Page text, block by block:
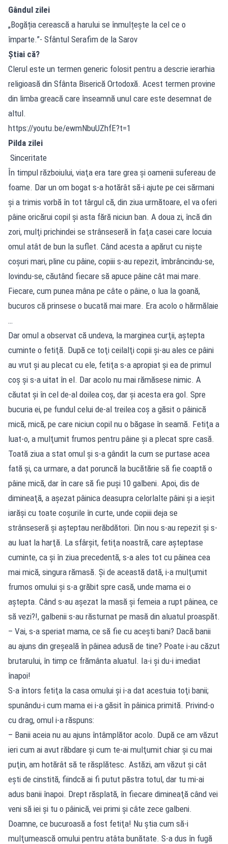
Gândul zilei
„Bogăția cerească a harului se înmulțește la cel ce o
împarte.”- Sfântul Serafim de la Sarov
Știai că?
Clerul este un termen generic folosit pentru a descrie ierarhia
religioasă din Sfânta Biserică Ortodoxă. Acest termen provine
din limba greacă care înseamnă unul care este desemnat de
altul.
https://youtu.be/ewmNbuUZhfE?t=1
Pilda zilei
Sinceritate
În timpul războiului, viaţa era tare grea şi oamenii sufereau de
foame. Dar un om bogat s-a hotărât să-i ajute pe cei sărmani
şi a trimis vorbă în tot târgul că, din ziua următoare, el va oferi
pâine oricărui copil şi asta fără niciun ban. A doua zi, încă din
zori, mulţi prichindei se strânseseră în faţa casei care locuia
omul atât de bun la suflet. Când acesta a apărut cu nişte
coşuri mari, pline cu pâine, copiii s-au repezit, îmbrâncindu-se,
lovindu-se, căutând fiecare să apuce pâine cât mai mare.
Fiecare, cum punea mâna pe câte o pâine, o lua la goană,
bucuros că prinsese o bucată mai mare. Era acolo o hărmălaie
…
Dar omul a observat că undeva, la marginea curţii, aştepta
cuminte o fetiţă. După ce toţi ceilalţi copii şi-au ales ce pâini
au vrut şi au plecat cu ele, fetiţa s-a apropiat şi ea de primul
coş şi s-a uitat în el. Dar acolo nu mai rămăsese nimic. A
căutat şi în cel de-al doilea coş, dar şi acesta era gol. Spre
bucuria ei, pe fundul celui de-al treilea coş a găsit o pâinică
mică, mică, pe care niciun copil nu o băgase în seamă. Fetiţa a
luat-o, a mulţumit frumos pentru pâine şi a plecat spre casă.
Toată ziua a stat omul şi s-a gândit la cum se purtase acea
fată şi, ca urmare, a dat poruncă la bucătărie să fie coaptă o
pâine mică, dar în care să fie puşi 10 galbeni. Apoi, dis de
dimineaţă, a aşezat pâinica deasupra celorlalte pâini şi a ieşit
iarăşi cu toate coşurile în curte, unde copiii deja se
strânseseră şi aşteptau nerăbdători. Din nou s-au repezit şi s-
au luat la harţă. La sfârşit, fetiţa noastră, care aşteptase
cuminte, ca şi în ziua precedentă, s-a ales tot cu pâinea cea
mai mică, singura rămasă. Şi de această dată, i-a mulţumit
frumos omului şi s-a grăbit spre casă, unde mama ei o
aştepta. Când s-au aşezat la masă şi femeia a rupt pâinea, ce
să vezi?!, galbenii s-au răsturnat pe masă din aluatul proaspăt.
– Vai, s-a speriat mama, ce să fie cu aceşti bani? Dacă banii
au ajuns din greşeală în pâinea adusă de tine? Poate i-au căzut
brutarului, în timp ce frământa aluatul. Ia-i şi du-i imediat
înapoi!
S-a întors fetiţa la casa omului şi i-a dat acestuia toţi banii;
spunându-i cum mama ei i-a găsit în pâinica primită. Privind-o
cu drag, omul i-a răspuns:
– Banii aceia nu au ajuns întâmplător acolo. După ce am văzut
ieri cum ai avut răbdare şi cum te-ai mulţumit chiar şi cu mai
puţin, am hotărât să te răsplătesc. Astăzi, am văzut şi cât
eşti de cinstită, fiindcă ai fi putut păstra totul, dar tu mi-ai
adus banii înapoi. Drept răsplată, în fiecare dimineaţă când vei
veni să iei şi tu o pâinică, vei primi şi câte zece galbeni.
Doamne, ce bucuroasă a fost fetiţa! Nu ştia cum să-i
mulţumească omului pentru atâta bunătate. S-a dus în fugă